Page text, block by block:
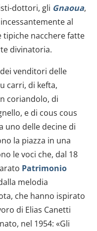
dottori, gli Gnaoua,
al
tipiche nacchere fatte
divinatoria.
venditori delle
carri, di kefta,
coriandolo, di
e di cous cous
uno delle decine di
la piazza in una
le voci che, dal 18
Patrimonio
melodia
che hanno ispirato
di Elias Canetti
nel 1954: «Gli